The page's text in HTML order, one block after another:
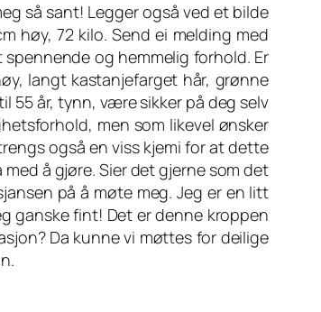
så sant! Legger også ved et bilde
høy, 72 kilo. Send ei melding med
og hemmelig forhold. Er
langt kastanjefarget hår, grønne
55 år, tynn, være sikker på deg selv
men som likevel ønsker
også en viss kjemi for at dette
å gjøre. Sier det gjerne som det
på å møte meg. Jeg er en litt
ganske fint! Det er denne kroppen
Da kunne vi møttes for deilige